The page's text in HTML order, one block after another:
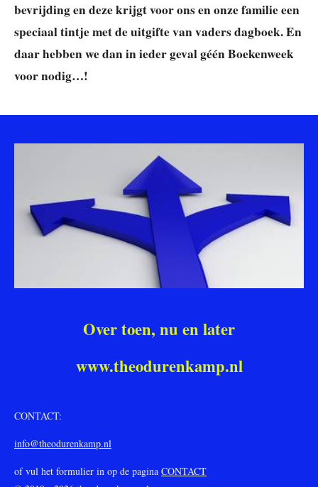
bevrijding en deze krijgt voor ons en onze familie een
speciaal tintje met de uitgifte van vaders dagboek. En
daar hebben we dan in ieder geval géén Boekenweek
voor nodig…!
Over toen, nu en later
www.theodurenkamp.nl
CONTACT:
info@theodurenkamp.nl
of vul het formulier in op de pagina CONTACT